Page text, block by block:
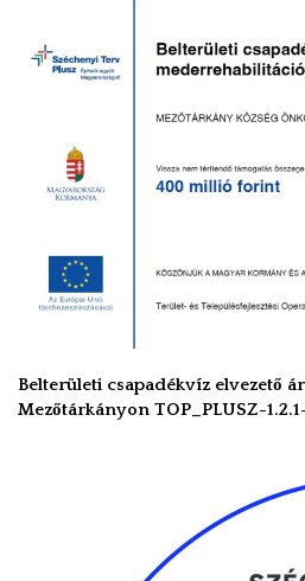
Belterületi csapadékvíz elvezető
Mezőtárkányon TOP_PLUSZ-